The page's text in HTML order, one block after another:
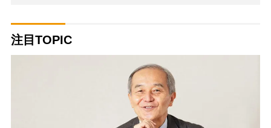
注目TOPIC